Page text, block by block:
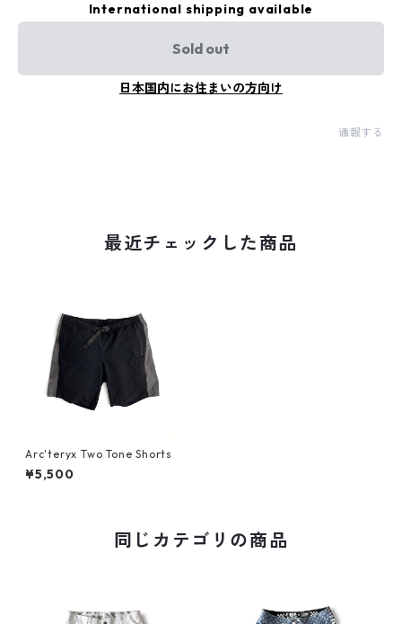
International shipping available
Sold out
日本国内にお住まいの方向け
通報する
最近チェックした商品
Arc'teryx Two Tone Shorts
¥5,500
同じカテゴリの商品